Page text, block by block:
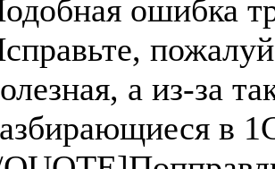
ошибка
а из-за
в